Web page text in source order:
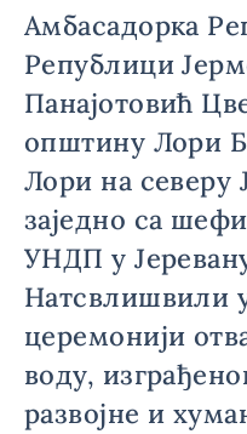
Амбасадорка
Републици
Панајотовић
општину Лори
Лори на северу
заједно са
УНДП у
Натсвлишвили
церемонији
воду,
развојне и